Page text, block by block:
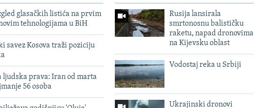
glasačkih listića na prvim
tehnologijama u BiH
savez Kosova traži poziciju
ljudska prava: Iran od marta
56 osoba
Rusija lansirala
smrtonosnu balističku
raketu, napad dronovima
na Kijevsku oblast
Vodostaj reka u Srbiji
Ukrajinski dronovi